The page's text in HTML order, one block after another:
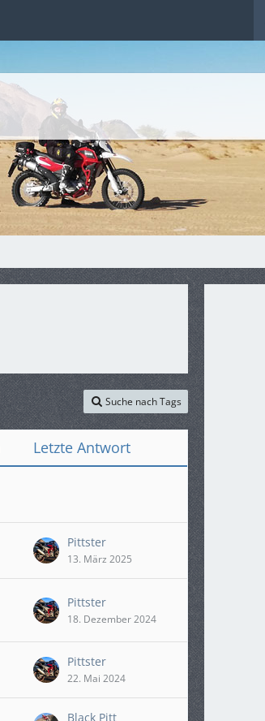
Suche nach Tags
Letzte Antwort
Pittster
13. März 2025
Pittster
18. Dezember 2024
Pittster
22. Mai 2024
Black Pitt